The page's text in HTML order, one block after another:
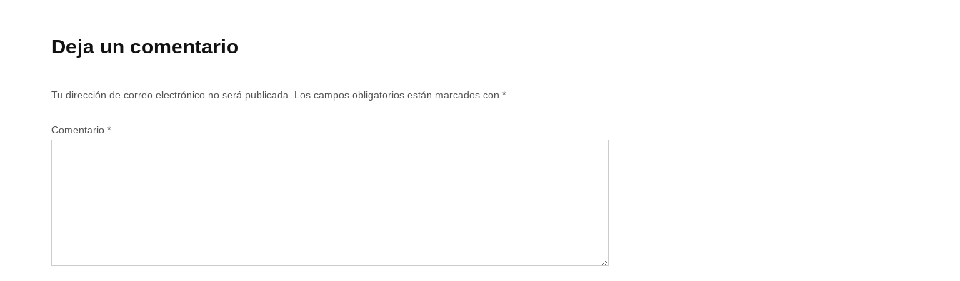
Deja un comentario
Tu dirección de correo electrónico no será publicada. Los campos obligatorios están marcados con *
Comentario *